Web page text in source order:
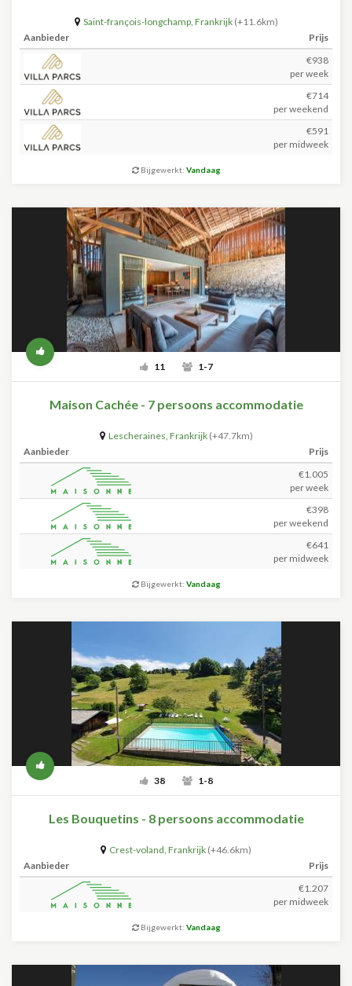
Saint-françois-longchamp, Frankrijk (+11.6km)
Aanbieder
Prijs
€938
per week
€714
per weekend
€591
per midweek
Bijgewerkt: Vandaag
11 1-7
Maison Cachée - 7 persoons accommodatie
Lescheraines, Frankrijk (+47.7km)
Aanbieder
Prijs
€1.005
per week
€398
per weekend
€641
per midweek
Bijgewerkt: Vandaag
38 1-8
Les Bouquetins - 8 persoons accommodatie
Crest-voland, Frankrijk (+46.6km)
Aanbieder
Prijs
€1.207
per midweek
Bijgewerkt: Vandaag